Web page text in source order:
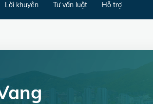
Lời khuyên Tư vấn luật Hỗ trợ